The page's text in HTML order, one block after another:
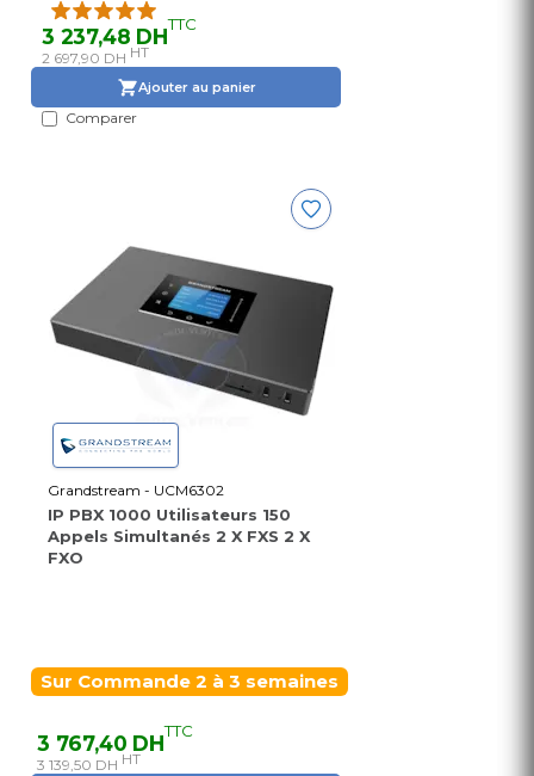
3 237,48 DHTTC
2 697,90 DH HT
Ajouter au panier
Comparer
Grandstream - UCM6302
IP PBX 1000 Utilisateurs 150
Appels Simultanés 2 X FXS 2 X
FXO
Sur Commande 2 à 3 semaines
3 767,40 DHTTC
3 139,50 DH HT